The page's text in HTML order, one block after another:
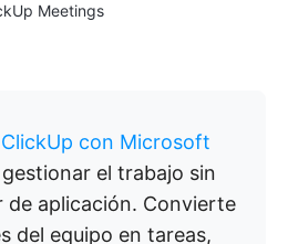
Meetings
con Microsoft
el trabajo sin
de aplicación. Convierte
del equipo en tareas,